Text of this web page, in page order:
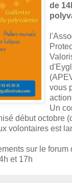
de
vous
Un
début octobre
volontaires est
sur le
et 17h